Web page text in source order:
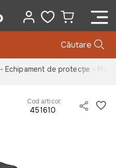
Căutare
- Echipament de protecție -
Cod articol:
451610